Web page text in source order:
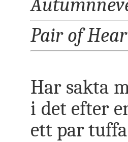
Pair of
Har sakta
i det efter
ett par tuffa